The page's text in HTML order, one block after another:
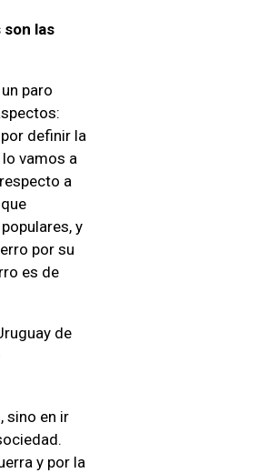
las
paro
definir la
vamos a
a
y
por su
es de
de
sino en ir
y por la